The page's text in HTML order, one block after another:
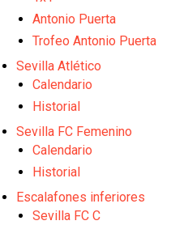
El Sevilla mueve ficha
Los contratiempos para
Análisis | El Sevilla FC
Antonio Puerta
Trofeo Antonio Puerta
Sevilla Atlético
Calendario
Historial
Sevilla FC Femenino
Calendario
Historial
Escalafones inferiores
Sevilla FC C